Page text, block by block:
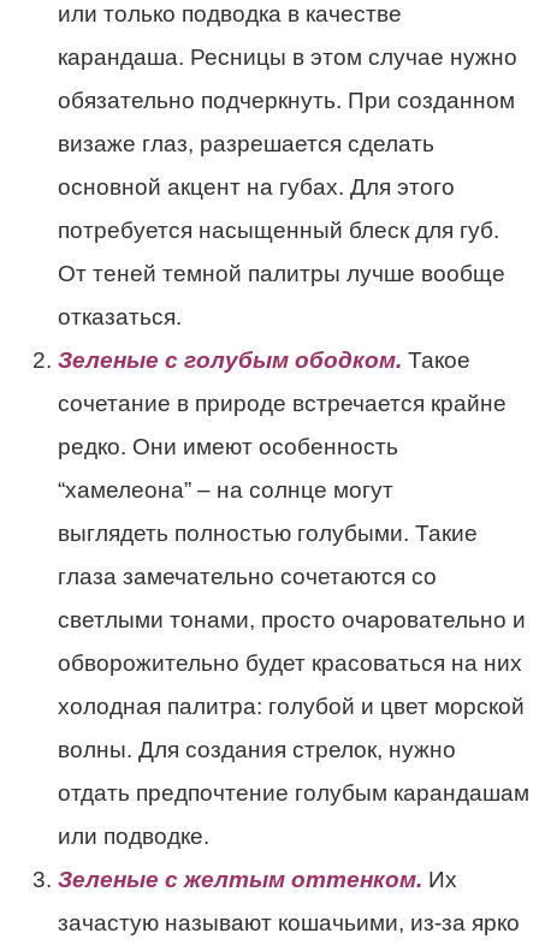
или только подводка в качестве
карандаша. Ресницы в этом случае нужно
обязательно подчеркнуть. При созданном
визаже глаз, разрешается сделать
основной акцент на губах. Для этого
потребуется насыщенный блеск для губ.
От теней темной палитры лучше вообще
отказаться.
Зеленые с голубым ободком. Такое
сочетание в природе встречается крайне
редко. Они имеют особенность
“хамелеона” – на солнце могут
выглядеть полностью голубыми. Такие
глаза замечательно сочетаются со
светлыми тонами, просто очаровательно и
обворожительно будет красоваться на них
холодная палитра: голубой и цвет морской
волны. Для создания стрелок, нужно
отдать предпочтение голубым карандашам
или подводке.
Зеленые с желтым оттенком. Их
зачастую называют кошачьими, из-за ярко